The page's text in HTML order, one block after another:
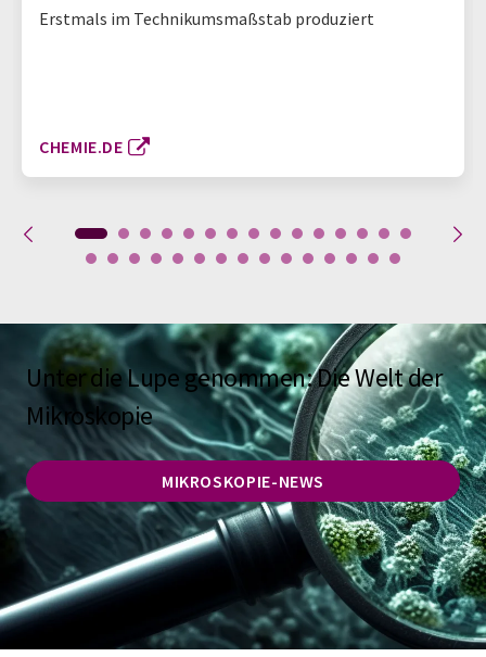
Erstmals im Technikumsmaßstab produziert
CHEMIE.DE
Unter die Lupe genommen: Die Welt der
Mikroskopie
MIKROSKOPIE-NEWS